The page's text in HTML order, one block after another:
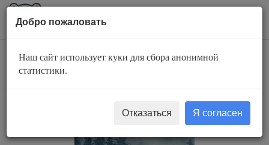
AuBook.org
Рассказывая сказки
Добро пожаловать
Наш сайт использует куки для сбора анонимной
статистики.
Отказаться Я согласен